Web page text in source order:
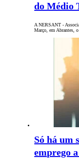
do Médio
A NERSANT -
Março, em Abrantes,
Só há um
emprego